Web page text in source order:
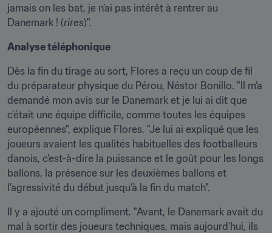
jamais on les bat, je n’ai pas intérêt à rentrer au
Danemark ! (rires)".
Analyse téléphonique
Dès la fin du tirage au sort, Flores a reçu un coup de fil
du préparateur physique du Pérou, Néstor Bonillo. "Il m’a
demandé mon avis sur le Danemark et je lui ai dit que
c’était une équipe difficile, comme toutes les équipes
européennes", explique Flores. "Je lui ai expliqué que les
joueurs avaient les qualités habituelles des footballeurs
danois, c’est-à-dire la puissance et le goût pour les longs
ballons, la présence sur les deuxièmes ballons et
l’agressivité du début jusqu’à la fin du match".
Il y a ajouté un compliment. "Avant, le Danemark avait du
mal à sortir des joueurs techniques, mais aujourd’hui, ils